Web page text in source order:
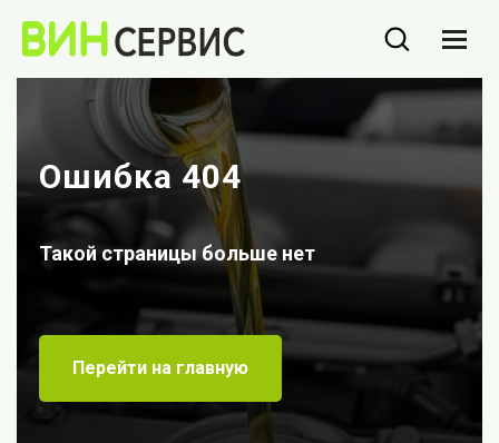
Ошибка 404
Такой страницы больше нет
Перейти на главную